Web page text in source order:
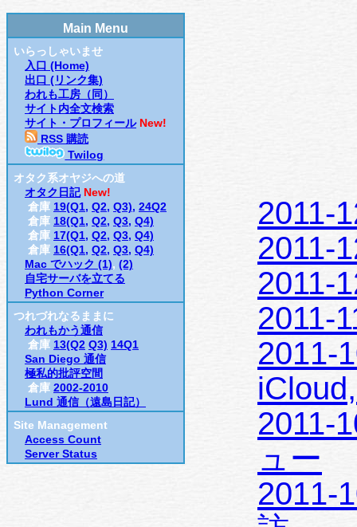
Main Menu
いらっしゃいませ
入口 (Home)
出口 (リンク集)
われも工房（同）
サイト内全文検索
サイト・プロフィール New!
RSS 購読
Twilog
オタク系オヤジへの道
オタク日記 New!
倉庫 19(Q1, Q2, Q3), 24Q2
倉庫 18(Q1, Q2, Q3, Q4)
倉庫 17(Q1, Q2, Q3, Q4)
倉庫 16(Q1, Q2, Q3, Q4)
Mac でハック (1), (2)
自宅サーバを立てる
Python Corner
つれづれなるままに
われもかう通信
倉庫 13(Q2 Q3) 14Q1
San Diego 通信
極私的批評空間
倉庫 2002-2010
Lund 通信（遠島日記）
Site Management
Access Count
Server Status
2011-
2011-
2011-
2011-
2011-
2011-
ュー
2011-